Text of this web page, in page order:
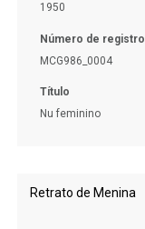
1950
Número de registro
MCG986_0004
Título
Nu feminino
Retrato de Menina